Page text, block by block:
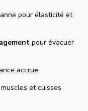
pour élasticité et
pour évacuer
accrue
et cuisses